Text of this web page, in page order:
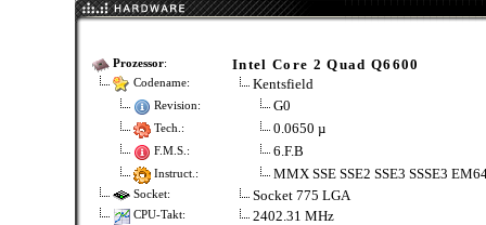
Prozessor: Intel Core 2 Quad Q6600
Codename: Kentsfield
Revision: G0
Tech.: 0.0650 µ
F.M.S.: 6.F.B
Instruct.: MMX SSE SSE2 SSE3 SSSE3
Socket: Socket 775 LGA
CPU-Takt: 2402.31 MHz